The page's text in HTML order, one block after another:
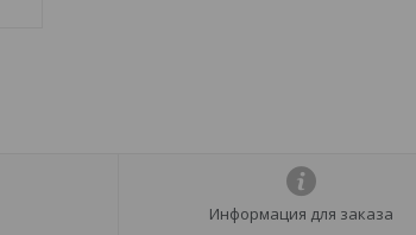
Информация для заказа